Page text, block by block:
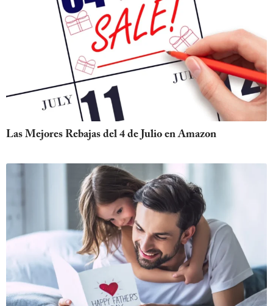
Las Mejores Rebajas del 4 de Julio en Amazon